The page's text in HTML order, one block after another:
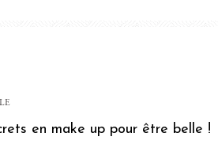
en make up pour être belle !